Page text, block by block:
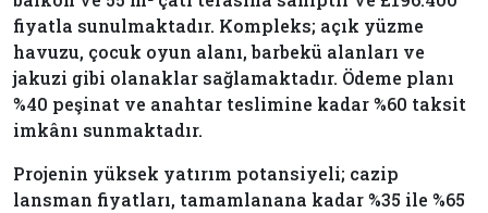
fiyatla sunulmaktadır. Kompleks; açık yüzme
havuzu, çocuk oyun alanı, barbekü alanları ve
jakuzi gibi olanaklar sağlamaktadır. Ödeme planı
%40 peşinat ve anahtar teslimine kadar %60 taksit
imkânı sunmaktadır.
Projenin yüksek yatırım potansiyeli; cazip
lansman fiyatları, tamamlanana kadar %35 ile %65